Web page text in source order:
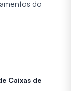
do
Caixas de